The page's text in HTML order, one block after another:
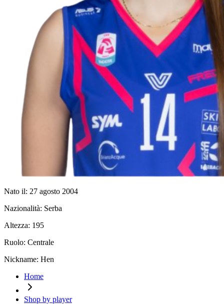
Nato il: 27 agosto 2004
Nazionalità: Serba
Altezza: 195
Ruolo: Centrale
Nickname: Hen
Home
Shop by player